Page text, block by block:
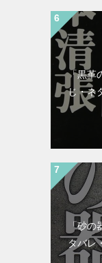
「黒革
じ・ネ
「砂
タバレ